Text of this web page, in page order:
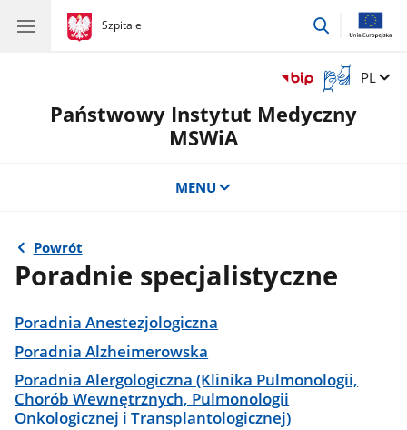
gov.pl
Szpitale
gov.pl
Szpitale
przejdź
Otwórz
okno
z
Zmień
PL
Państwowy Instytut Medyczny
MSWiA
MENU
Powrót
Poradnie specjalistyczne
Poradnia Anestezjologiczna
Poradnia Alzheimerowska
Poradnia Alergologiczna (Klinika Pulmonologii,
Chorób Wewnętrznych, Pulmonologii
Onkologicznej i Transplantologicznej)